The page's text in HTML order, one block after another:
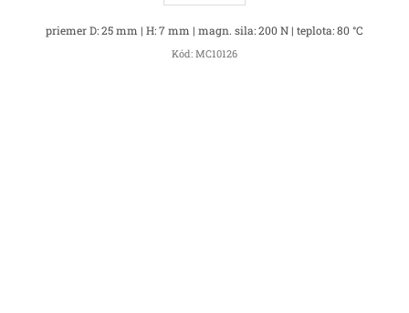
priemer D: 25 mm | H: 7 mm | magn. sila: 200 N | teplota: 80 °C
Kód: MC10126